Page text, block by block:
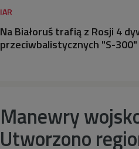
Na Białoruś trafią z Rosji 4
przeciwbalistycznych "S-
Manewry
Utworzono